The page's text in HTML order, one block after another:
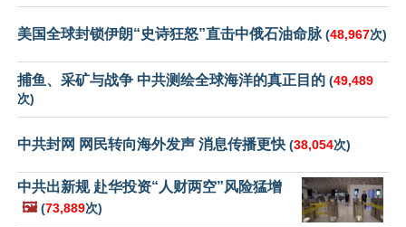
美国全球封锁伊朗“史诗狂怒”直击中俄石油命脉 (48,967次)
捕鱼、采矿与战争 中共测绘全球海洋的真正目的 (49,489
次)
中共封网 网民转向海外发声 消息传播更快 (38,054次)
中共出新规 赴华投资“人财两空”风险猛增
🖼️ (73,889次)